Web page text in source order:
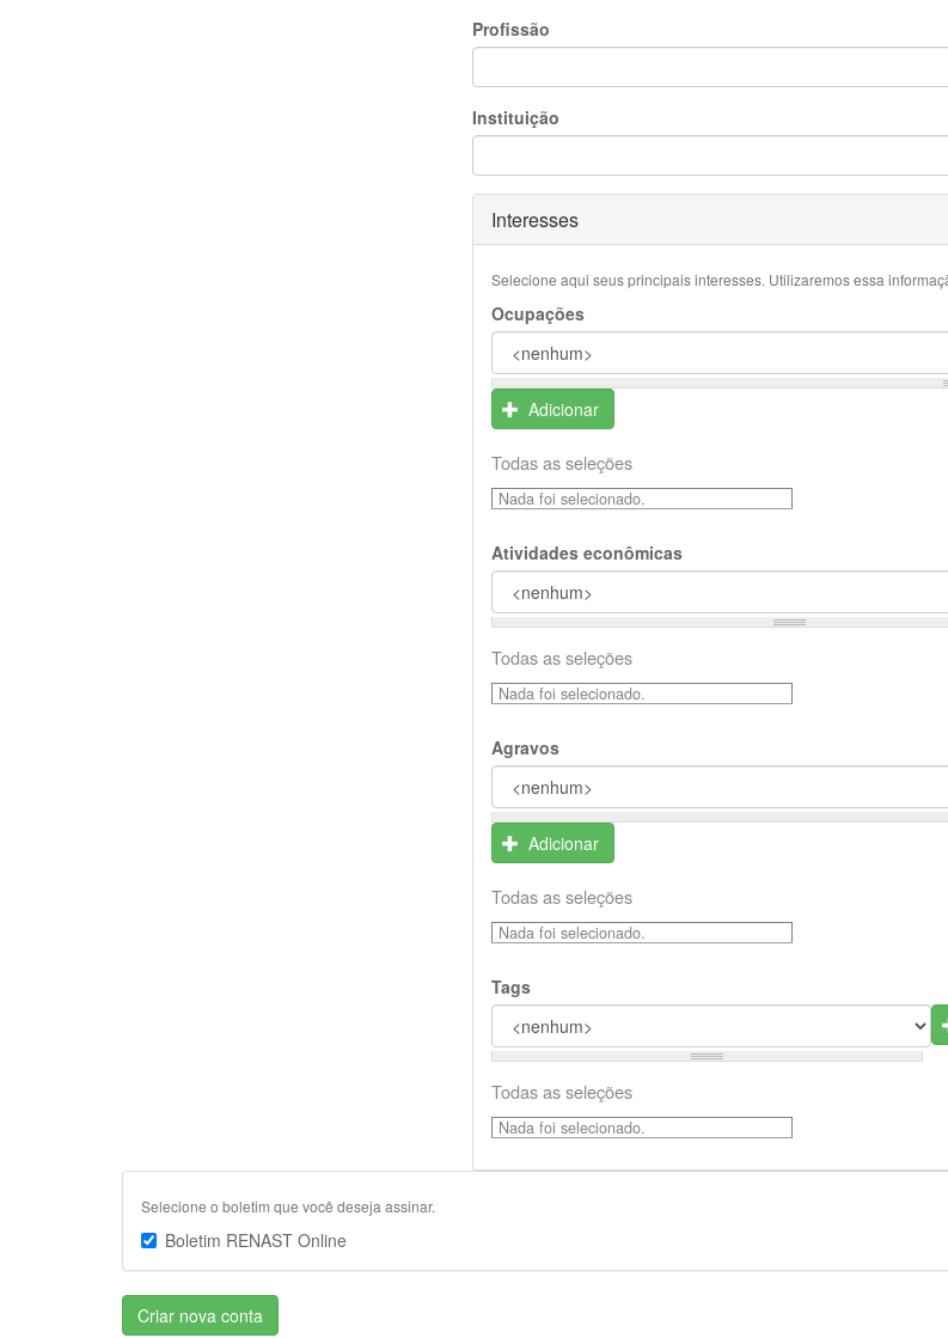
Profissão
Instituição
Ocultar
Interesses
Selecione aqui seus principais interesses. Utilizaremos essa
Ocupações
Adicionar
Todas as seleções
Nada foi selecionado.
Atividades econômicas
Todas as seleções
Nada foi selecionado.
Agravos
Adicionar
Todas as seleções
Nada foi selecionado.
Tags
Todas as seleções
Nada foi selecionado.
Selecione o boletim que você deseja assinar.
Boletim RENAST Online
Criar nova conta